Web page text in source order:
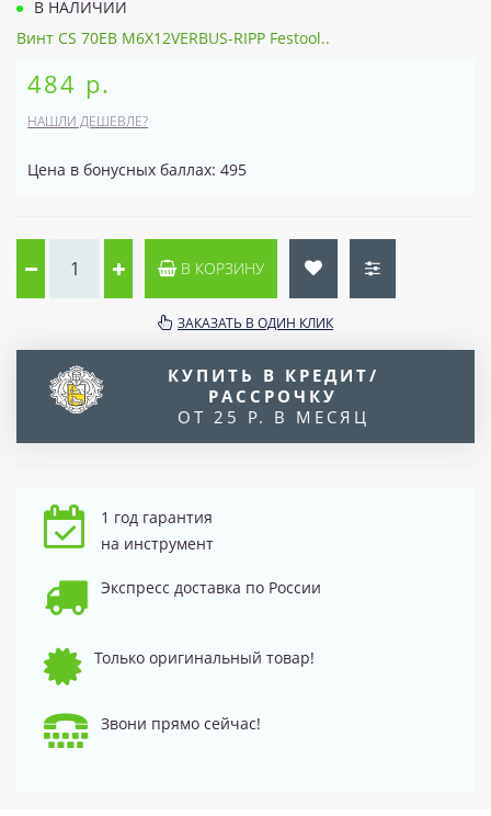
В НАЛИЧИИ
Винт CS 70EB M6X12VERBUS-RIPP Festool..
484 р.
НАШЛИ ДЕШЕВЛЕ?
Цена в бонусных баллах: 495
В КОРЗИНУ
ЗАКАЗАТЬ В ОДИН КЛИК
КУПИТЬ В КРЕДИТ/
РАССРОЧКУ
ОТ 25 Р. В МЕСЯЦ
1 год гарантия
на инструмент
Экспресс доставка по России
Только оригинальный товар!
Звони прямо сейчас!